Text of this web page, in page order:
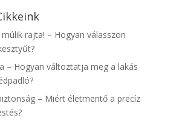
rajta! – Hogyan válasszon
– Hogyan változtatja meg a lakás
– Miért életmentő a precíz